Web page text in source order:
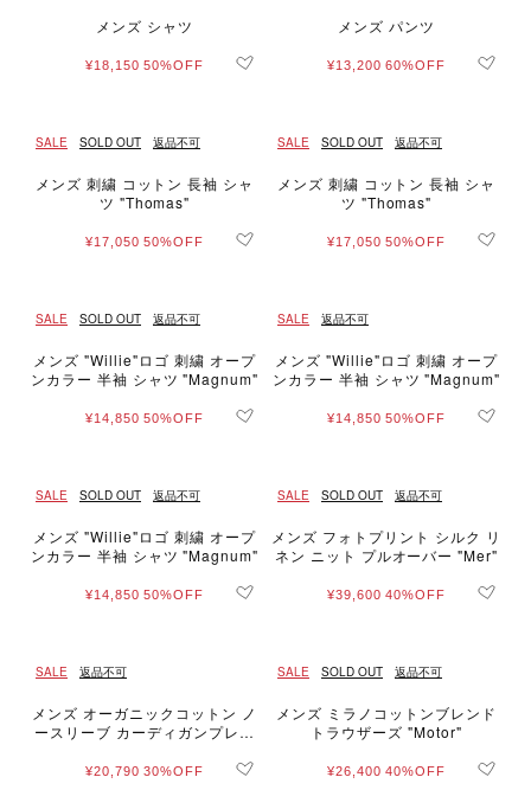
メンズ シャツ
¥18,150 50%OFF
メンズ パンツ
¥13,200 60%OFF
SALE SOLD OUT 返品不可
メンズ 刺繍 コットン 長袖 シャ
ツ "Thomas"
¥17,050 50%OFF
SALE SOLD OUT 返品不可
メンズ 刺繍 コットン 長袖 シャ
ツ "Thomas"
¥17,050 50%OFF
SALE SOLD OUT 返品不可
メンズ "Willie"ロゴ 刺繍 オープ
ンカラー 半袖 シャツ "Magnum"
¥14,850 50%OFF
SALE 返品不可
メンズ "Willie"ロゴ 刺繍 オープ
ンカラー 半袖 シャツ "Magnum"
¥14,850 50%OFF
SALE SOLD OUT 返品不可
メンズ "Willie"ロゴ 刺繍 オープ
ンカラー 半袖 シャツ "Magnum"
¥14,850 50%OFF
SALE SOLD OUT 返品不可
メンズ フォトプリント シルク リ
ネン ニット プルオーバー "Mer"
¥39,600 40%OFF
SALE 返品不可
メンズ オーガニックコットン ノ
ースリーブ カーディガンプレッ
¥20,790 30%OFF
SALE SOLD OUT 返品不可
メンズ ミラノコットンブレンド
トラウザーズ "Motor"
¥26,400 40%OFF